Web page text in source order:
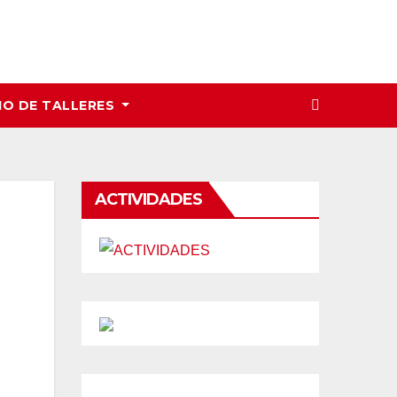
DE TALLERES
ACTIVIDADES